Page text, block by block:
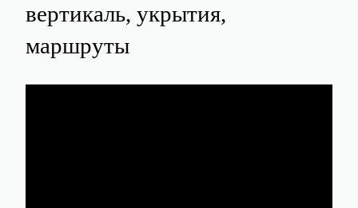
вертикаль, укрытия,
маршруты